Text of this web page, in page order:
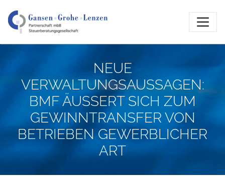
NEUE
VERWALTUNGSAUSSAGEN:
BMF ÄUSSERT SICH ZUM
GEWINNTRANSFER VON
BETRIEBEN GEWERBLICHER
ART